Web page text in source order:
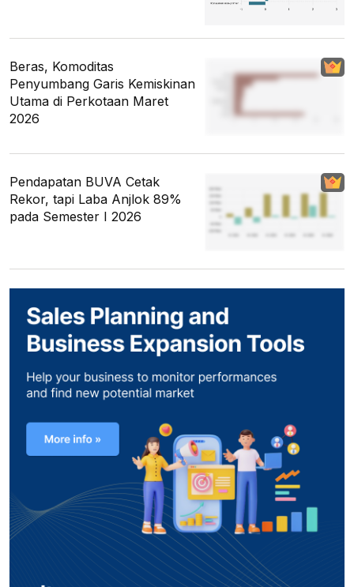
Beras, Komoditas
Penyumbang Garis Kemiskinan
Utama di Perkotaan Maret
2026
Pendapatan BUVA Cetak
Rekor, tapi Laba Anjlok 89%
pada Semester I 2026